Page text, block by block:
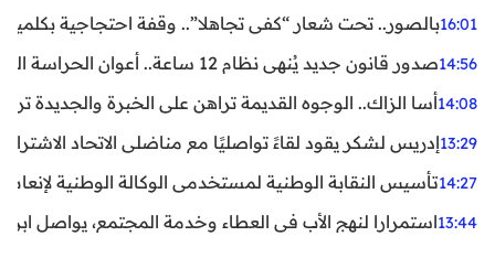
16:01بالصور.. تحت شعار “كفى تجاهلا”.. وقفة احتجاجية بكلميم
14:56صدور قانون جديد يُنهي نظام 12 ساعة.. أعوان الحراسة الخاصة يستفيدون من المدة القانونية للشغل
14:08أسا الزاك.. الوجوه القديمة تراهن على الخبرة والجديدة
13:29إدريس لشكر يقود لقاءً تواصليًا مع مناضلي الاتحاد
14:27تأسيس النقابة الوطنية لمستخدمي الوكالة الوطنية
13:44استمرارا لنهج الأب في العطاء وخدمة المجتمع، يواصل ابن